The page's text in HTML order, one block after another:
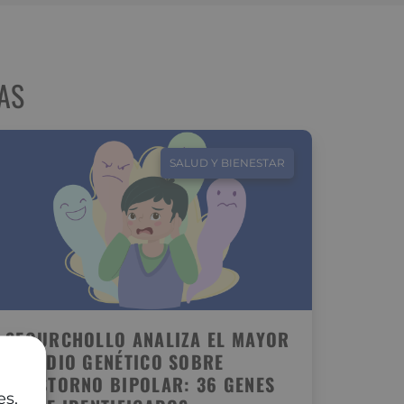
SALUD Y BIENESTAR
SEGURCHOLLO ANALIZA EL MAYOR
ESTUDIO GENÉTICO SOBRE
TRASTORNO BIPOLAR: 36 GENES